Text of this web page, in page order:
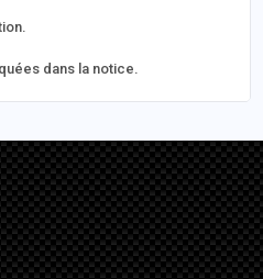
dans la notice.